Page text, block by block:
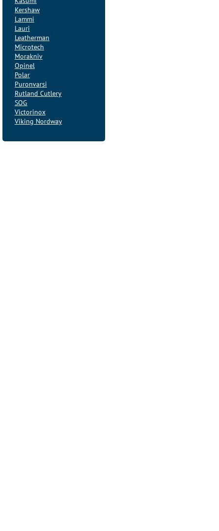
Kershaw
Lammi
Lauri
Leatherman
Microtech
Morakniv
Opinel
Polar
Puronvarsi
Rutland Cutlery
SOG
Victorinox
Viking Nordway